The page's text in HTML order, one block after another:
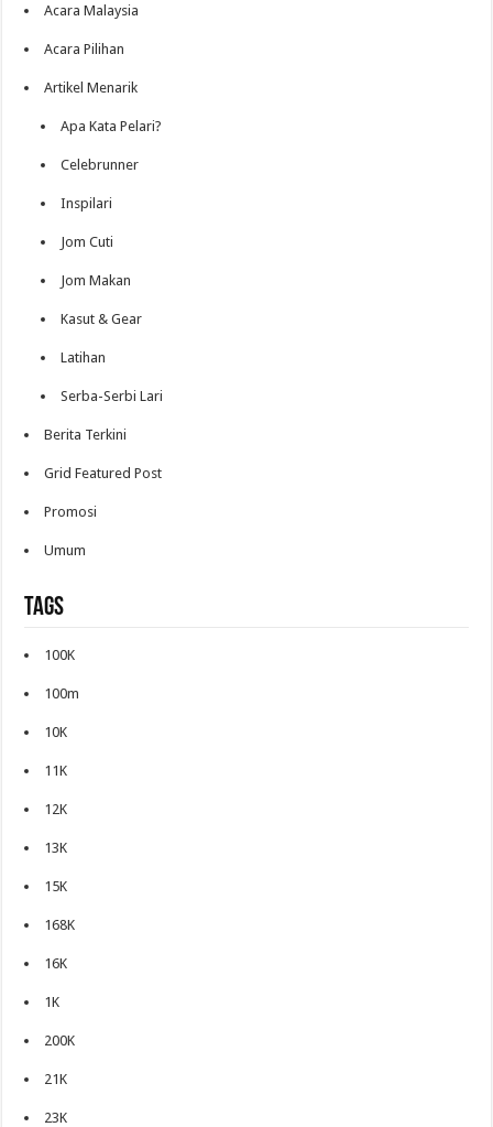
Acara Malaysia
Acara Pilihan
Artikel Menarik
Apa Kata Pelari?
Celebrunner
Inspilari
Jom Cuti
Jom Makan
Kasut & Gear
Latihan
Serba-Serbi Lari
Berita Terkini
Grid Featured Post
Promosi
Umum
Tags
100K
100m
10K
11K
12K
13K
15K
168K
16K
1K
200K
21K
23K